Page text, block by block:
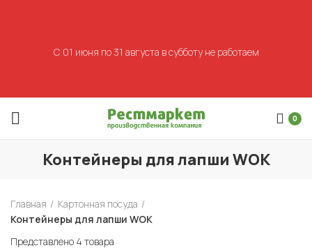
0
Контейнеры для лапши WOK
Главная
Картонная посуда
Контейнеры для лапши WOK
Представлено 4 товара
С 01 июня по 31 августа в субботу не работаем